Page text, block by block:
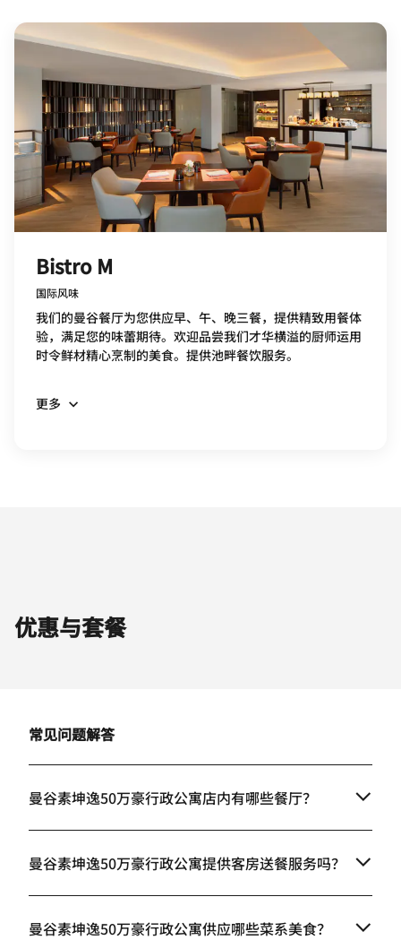
Bistro M
国际风味
我们的曼谷餐厅为您供应早、午、晚三餐，提供精致用餐体
验，满足您的味蕾期待。欢迎品尝我们才华横溢的厨师运用
时令鲜材精心烹制的美食。提供池畔餐饮服务。
更多
优惠与套餐
常见问题解答
曼谷素坤逸50万豪行政公寓店内有哪些餐厅？
曼谷素坤逸50万豪行政公寓提供客房送餐服务吗？
曼谷素坤逸50万豪行政公寓供应哪些菜系美食？